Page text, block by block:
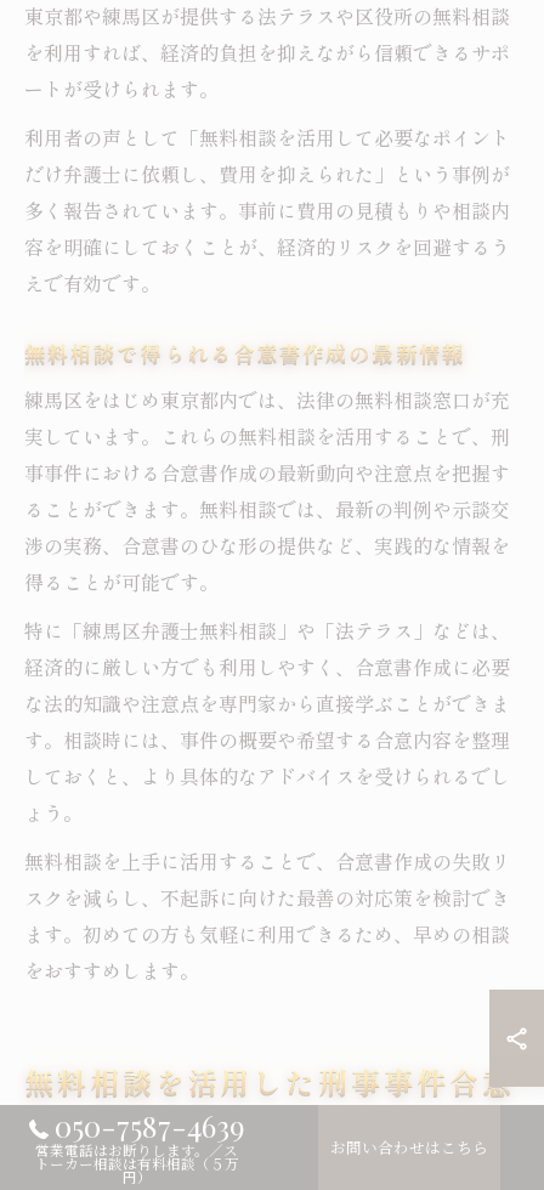
東京都や練馬区が提供する法テラスや区役所の無料相談
を利用すれば、経済的負担を抑えながら信頼できるサポ
ートが受けられます。
利用者の声として「無料相談を活用して必要なポイント
だけ弁護士に依頼し、費用を抑えられた」という事例が
多く報告されています。事前に費用の見積もりや相談内
容を明確にしておくことが、経済的リスクを回避するう
えで有効です。
無料相談で得られる合意書作成の最新情報
練馬区をはじめ東京都内では、法律の無料相談窓口が充
実しています。これらの無料相談を活用することで、刑
事事件における合意書作成の最新動向や注意点を把握す
ることができます。無料相談では、最新の判例や示談交
渉の実務、合意書のひな形の提供など、実践的な情報を
得ることが可能です。
特に「練馬区弁護士無料相談」や「法テラス」などは、
経済的に厳しい方でも利用しやすく、合意書作成に必要
な法的知識や注意点を専門家から直接学ぶことができま
す。相談時には、事件の概要や希望する合意内容を整理
しておくと、より具体的なアドバイスを受けられるでし
ょう。
無料相談を上手に活用することで、合意書作成の失敗リ
スクを減らし、不起訴に向けた最善の対応策を検討でき
ます。初めての方も気軽に利用できるため、早めの相談
をおすすめします。
無料相談を活用した刑事事件合意
書の実践方法
050-7587-4639
営業電話はお断りします。／ス
トーカー相談は有料相談（５万
円）
お問い合わせはこちら